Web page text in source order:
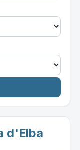
d'Elba